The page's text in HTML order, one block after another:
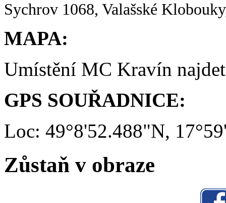
Sychrov 1068, Valašské
MAPA:
Umístění MC Kravín
GPS SOUŘADNICE:
Loc: 49°8'52.488"N,
Zůstaň v obraze